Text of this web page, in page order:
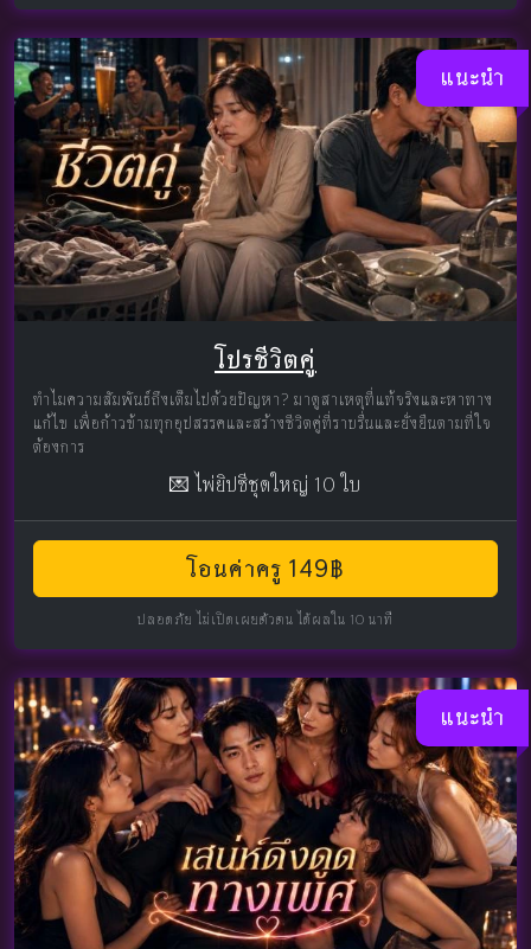
แนะนำ
โปรชีวิตคู่
ทำไมความสัมพันธ์ถึงเต็มไปด้วยปัญหา? มาดูสาเหตุที่แท้จริงและหาทาง
แก้ไข เพื่อก้าวข้ามทุกอุปสรรคและสร้างชีวิตคู่ที่ราบรื่นและยั่งยืนตามที่ใจ
ต้องการ
💌 ไพ่ยิปซีชุดใหญ่ 10 ใบ
โอนค่าครู 149฿
ปลอดภัย ไม่เปิดเผยตัวตน ได้ผลใน 10 นาที
แนะนำ